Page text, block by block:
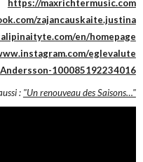
https://maxrichtermusic.com
zajancauskaite.justina
en/homepage
eglevalute
100085192234016
: "Un renouveau des Saisons…"